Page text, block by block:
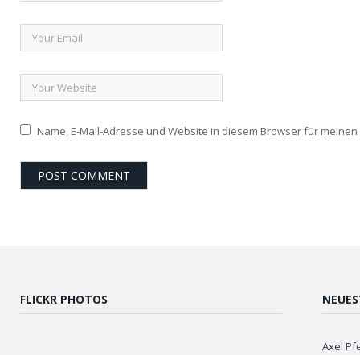
Name, E-Mail-Adresse und Website in diesem Browser für
FLICKR PHOTOS
Axel